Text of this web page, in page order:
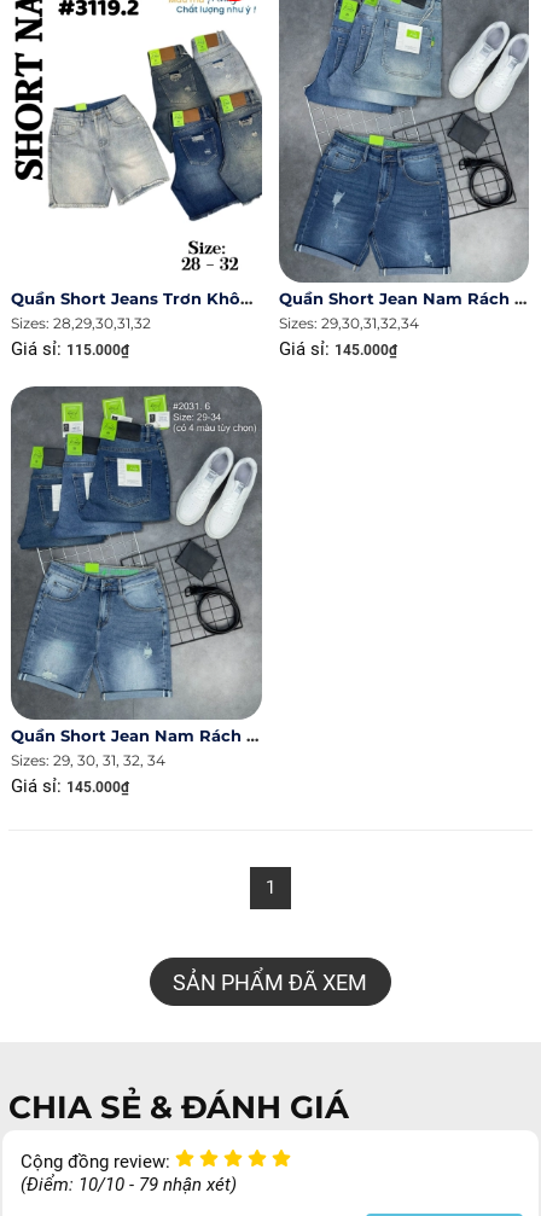
Quần Short Jeans Trơn Không Giãn Tua Lai Rách Túi Ms 3119.2
Sizes: 28,29,30,31,32
Giá sỉ: 115.000₫
Quần Short Jean Nam Rách Ms 2031.1R
Sizes: 29,30,31,32,34
Giá sỉ: 145.000₫
Quần Short Jean Nam Rách Ms 2031.6R
Sizes: 29, 30, 31, 32, 34
Giá sỉ: 145.000₫
1
SẢN PHẨM ĐÃ XEM
CHIA SẺ & ĐÁNH GIÁ
Cộng đồng review:
(Điểm: 10/10 - 79 nhận xét)